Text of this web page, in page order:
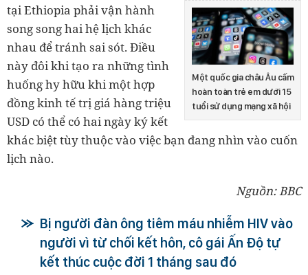
Một quốc gia châu Âu cấm
hoàn toàn trẻ em dưới 15
tuổi sử dụng mạng xã hội
tại Ethiopia phải vận hành
song song hai hệ lịch khác
nhau để tránh sai sót. Điều
này đôi khi tạo ra những tình
huống hy hữu khi một hợp
đồng kinh tế trị giá hàng triệu
USD có thể có hai ngày ký kết
khác biệt tùy thuộc vào việc bạn đang nhìn vào cuốn
lịch nào.
Nguồn: BBC
Bị người đàn ông tiêm máu nhiễm HIV vào
người vì từ chối kết hôn, cô gái Ấn Độ tự
kết thúc cuộc đời 1 tháng sau đó